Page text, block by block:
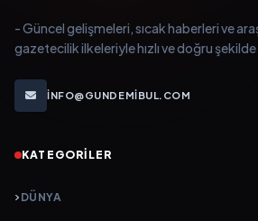
- Güncel gelişmeleri, sıcak haberleri ve
gazetecilik ilkeleriyle hızlı ve doğru
INFO@GUNDEMIBUL.COM
KATEGORILER
DÜNYA